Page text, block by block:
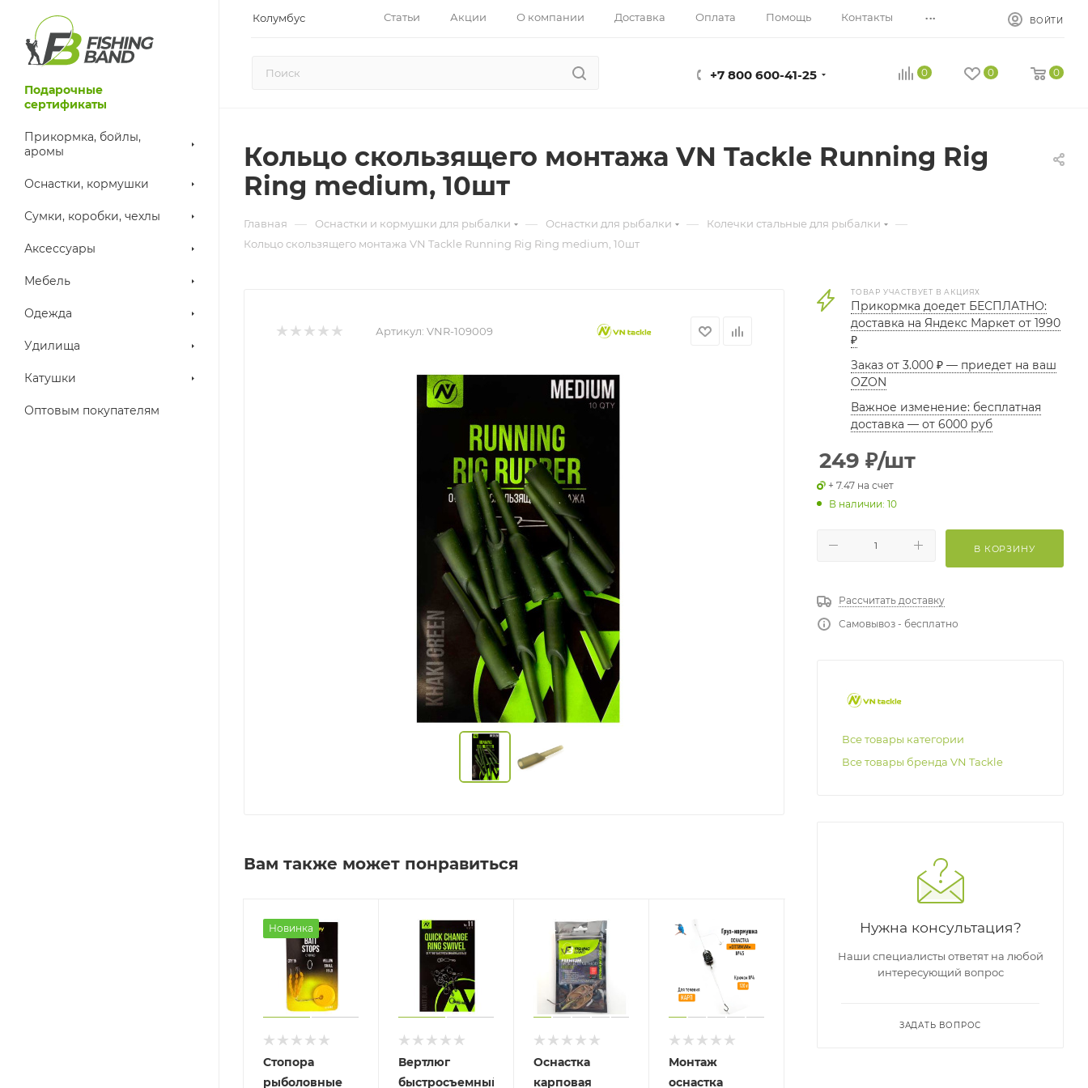
Колумбус Статьи Акции О компании Доставка Оплата Помощь Контакты ... ВОЙТИ
+7 800 600-41-25 0 0 0
Подарочные
сертификаты
Прикормка, бойлы,
аромы
Оснастки, кормушки
Сумки, коробки, чехлы
Аксессуары
Мебель
Одежда
Удилища
Катушки
Оптовым покупателям
Кольцо скользящего монтажа VN Tackle Running Rig
Ring medium, 10шт
Главная — Оснастки и кормушки для рыбалки — Оснастки для рыбалки — Колечки стальные для рыбалки —
Кольцо скользящего монтажа VN Tackle Running Rig Ring medium, 10шт
Артикул: VNR-109009
Вам также может понравиться
Новинка
Стопора
рыболовные
Вертлюг
быстросъемный
Оснастка
карповая
Монтаж
оснастка
ТОВАР УЧАСТВУЕТ В АКЦИЯХ
Прикормка доедет БЕСПЛАТНО:
доставка на Яндекс Маркет от 1990
₽
Заказ от 3.000 ₽ — приедет на ваш
OZON
Важное изменение: бесплатная
доставка — от 6000 руб
249 ₽/шт
+ 7.47 на счет
В наличии: 10
В КОРЗИНУ
Рассчитать доставку
Самовывоз - бесплатно
Все товары категории
Все товары бренда VN Tackle
Нужна консультация?
Наши специалисты ответят на любой
интересующий вопрос
ЗАДАТЬ ВОПРОС